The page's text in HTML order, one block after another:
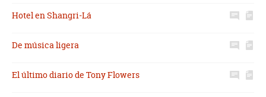
Hotel en Shangri-Lá
De música ligera
El último diario de Tony Flowers